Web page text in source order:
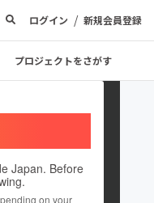
ログイン / 新規会員登録
プロジェクトをさがす
Japan. Before
on your
ーク実行